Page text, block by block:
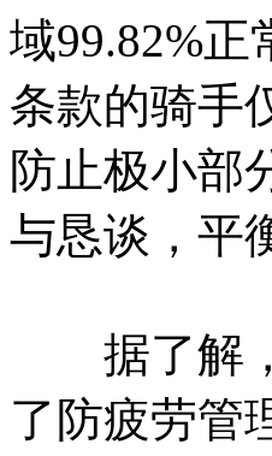
域99.82%
条款的骑手
防止极小部
与恳谈，平
据了解，
了防疲劳管